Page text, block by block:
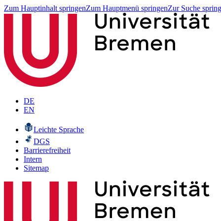
Zum Hauptinhalt springenZum Hauptmenü springenZur Suche
DE
EN
Leichte Sprache
DGS
Barrierefreiheit
Intern
Sitemap